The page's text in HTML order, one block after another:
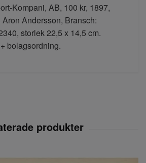
Kompani, AB, 100 kr, 1897,
Andersson, Bransch:
storlek 22,5 x 14,5 cm.
bolagsordning.